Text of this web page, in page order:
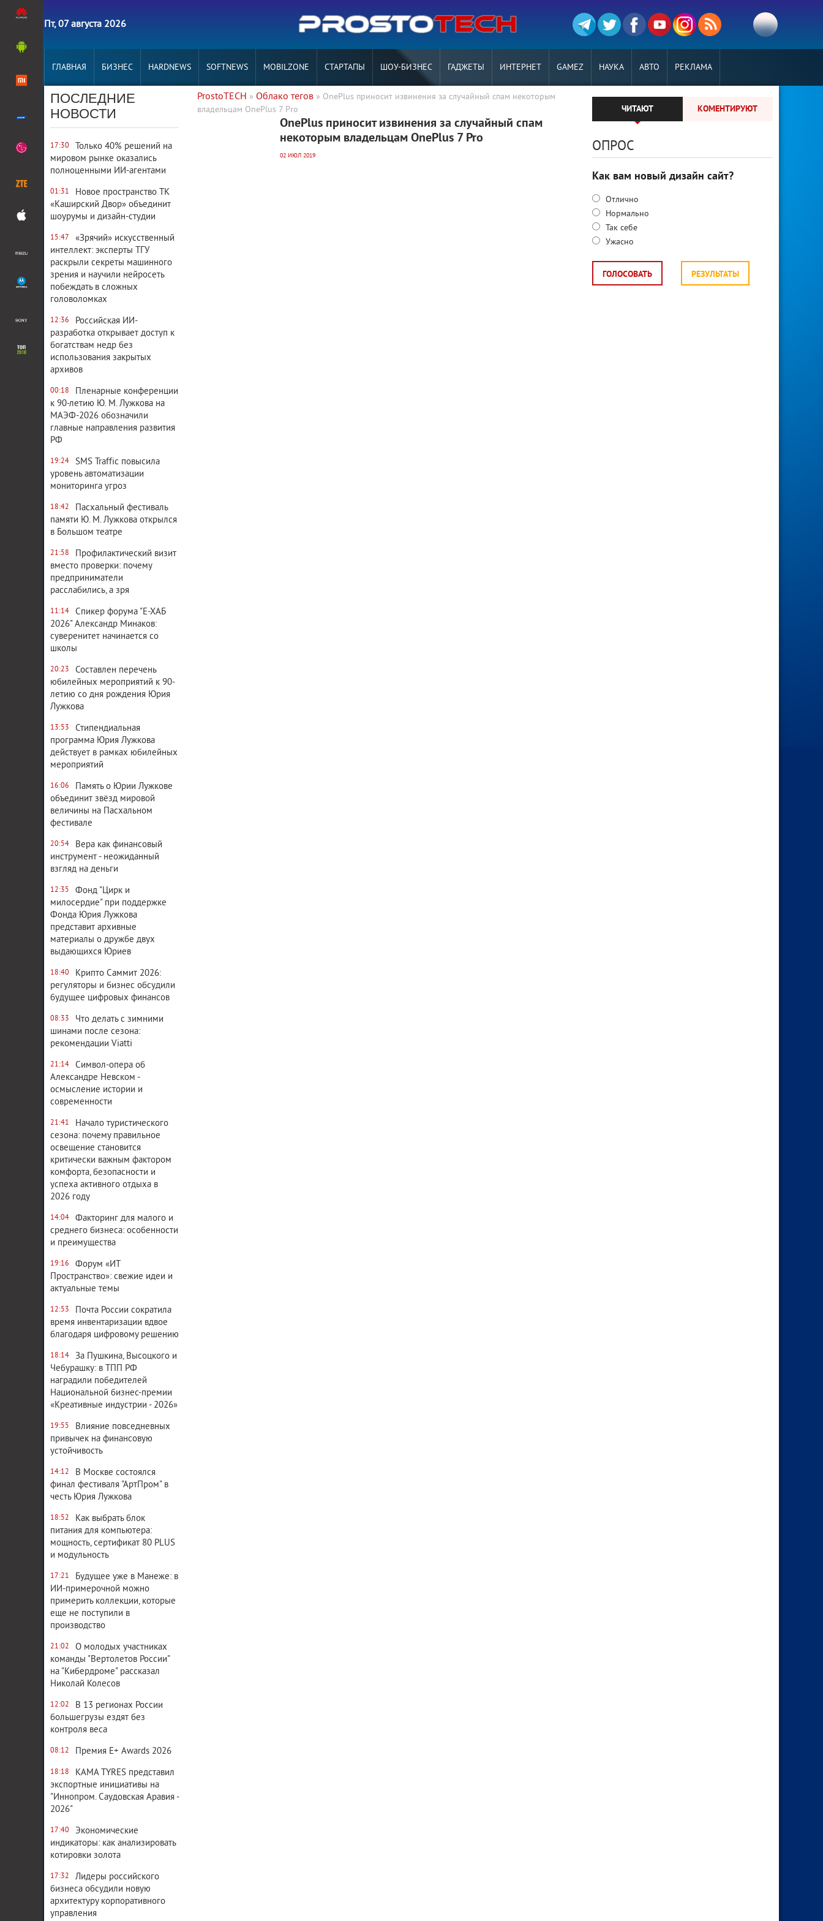
Пт, 07 августа 2026
ГЛАВНАЯ БИЗНЕС HARDNEWS SOFTNEWS MOBILZONE СТАРТАПЫ ШОУ-БИЗНЕС ГАДЖЕТЫ ИНТЕРНЕТ GAMEZ НАУКА АВТО РЕКЛАМА
ПОСЛЕДНИЕ
НОВОСТИ
17:30
Только 40% решений на
мировом рынке оказались
полноценными ИИ-агентами
01:31
Новое пространство ТК
«Каширский Двор» объединит
шоурумы и дизайн-студии
15:47
«Зрячий» искусственный
интеллект: эксперты ТГУ
раскрыли секреты машинного
зрения и научили нейросеть
побеждать в сложных
головоломках
12:36
Российская ИИ-
разработка открывает доступ к
богатствам недр без
использования закрытых
архивов
00:18
Пленарные конференции
к 90-летию Ю. М. Лужкова на
МАЭФ-2026 обозначили
главные направления развития
РФ
19:24
SMS Traffic повысила
уровень автоматизации
мониторинга угроз
18:42
Пасхальный фестиваль
памяти Ю. М. Лужкова открылся
в Большом театре
21:58
Профилактический визит
вместо проверки: почему
предприниматели
расслабились, а зря
11:14
Спикер форума "Е-ХАБ
2026" Александр Минаков:
суверенитет начинается со
школы
20:23
Составлен перечень
юбилейных мероприятий к 90-
летию со дня рождения Юрия
Лужкова
13:53
Стипендиальная
программа Юрия Лужкова
действует в рамках юбилейных
мероприятий
16:06
Память о Юрии Лужкове
объединит звёзд мировой
величины на Пасхальном
фестивале
20:54
Вера как финансовый
инструмент - неожиданный
взгляд на деньги
12:35
Фонд "Цирк и
милосердие" при поддержке
Фонда Юрия Лужкова
представит архивные
материалы о дружбе двух
выдающихся Юриев
18:40
Крипто Саммит 2026:
регуляторы и бизнес обсудили
будущее цифровых финансов
08:33
Что делать с зимними
шинами после сезона:
рекомендации Viatti
21:14
Символ-опера об
Александре Невском -
осмысление истории и
современности
21:41
Начало туристического
сезона: почему правильное
освещение становится
критически важным фактором
комфорта, безопасности и
успеха активного отдыха в
2026 году
14:04
Факторинг для малого и
среднего бизнеса: особенности
и преимущества
19:16
Форум «ИТ
Пространство»: свежие идеи и
актуальные темы
12:53
Почта России сократила
время инвентаризации вдвое
благодаря цифровому решению
18:14
За Пушкина, Высоцкого и
Чебурашку: в ТПП РФ
наградили победителей
Национальной бизнес-премии
«Креативные индустрии - 2026»
19:55
Влияние повседневных
привычек на финансовую
устойчивость
14:12
В Москве состоялся
финал фестиваля "АртПром" в
честь Юрия Лужкова
18:52
Как выбрать блок
питания для компьютера:
мощность, сертификат 80 PLUS
и модульность
17:21
Будущее уже в Манеже: в
ИИ-примерочной можно
примерить коллекции, которые
еще не поступили в
производство
21:02
О молодых участниках
команды "Вертолетов России"
на "Кибердроме" рассказал
Николай Колесов
12:02
В 13 регионах России
большегрузы ездят без
контроля веса
08:12 Премия E+ Awards 2026
18:18
KAMA TYRES представил
экспортные инициативы на
"Иннопром. Саудовская Аравия -
2026"
17:40
Экономические
индикаторы: как анализировать
котировки золота
17:32
Лидеры российского
бизнеса обсудили новую
архитектуру корпоративного
управления
ProstoTECH » Облако тегов » OnePlus приносит извинения за случайный спам некоторым
владельцам OnePlus 7 Pro
2 285 0
OnePlus приносит извинения за случайный спам
некоторым владельцам OnePlus 7 Pro
02 ИЮЛ 2019
ЧИТАЮТ КОМЕНТИРУЮТ
ОПРОС
Как вам новый дизайн сайт?
Отлично
Нормально
Так себе
Ужасно
ГОЛОСОВАТЬ РЕЗУЛЬТАТЫ